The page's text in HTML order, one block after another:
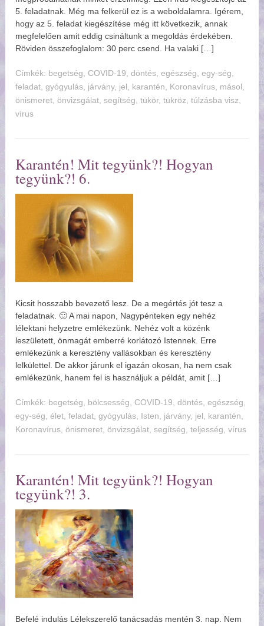
5. feladatnak. Még ma felkerül ez is a weboldalamra. Igérem,
hogy az 5. feladat kiegészítése még itt következik, annak
megfelelően amit eddig csináltunk a megoldás érdekében.
Röviden összefoglalom: 30 perc csend. Ha valaki […]
Címkék: begetség, COVID-19,döntés,egészség,egy-ség,
feladat,gyógyulás, járvány, jel, karantén, Koronavírus, másol,
önismeret,önvizsgálat,segítség,tükör,tükröz,túlzásba visz,
vírus
Karantén! Mit tegyünk?! Hogyan
tegyünk?! 6.
Kicsit hosszabb bevezető lesz. De a megértés jót tesz a
feladatnak. 🙂 A mai napon, Nagypénteken egy nehéz
lélektani helyzetre emlékezünk. Nehéz volt a közénk
leszületett, önmagát emberré korlátozó Istennek. Erre
emlékezünk a keresztény vallásokban és keresztény
lelkülettel. De akkor járunk el igazán okosan, ha nem csak
emlékezünk, hanem fel is használjuk a példát, amit […]
Címkék: begetség, bölcsesség, COVID-19,döntés,egészség,
egy-ség,élet,feladat,gyógyulás, Isten, járvány, jel, karantén,
Koronavírus,önismeret,önvizsgálat,segítség,teljesség,vírus
Karantén! Mit tegyünk?! Hogyan
tegyünk?! 3.
Befelé indulás Lélekszerelő tanácsadás mentén 3. nap. Nem